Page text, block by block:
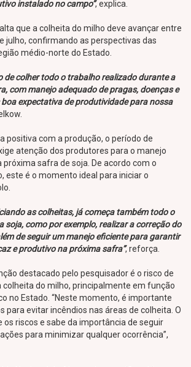
instalado no campo”, explica.
que a colheita do milho deve avançar entre
julho, confirmando as perspectivas das
médio-norte do Estado.
de colher todo o trabalho realizado durante a
com manejo adequado de pragas, doenças e
expectativa de produtividade para nossa
positiva com a produção, o período de
atenção dos produtores para o manejo
próxima safra de soja. De acordo com o
este é o momento ideal para iniciar o
as colheitas, já começa também todo o
soja, como por exemplo, realizar a correção do
de seguir um manejo eficiente para garantir
e produtivo na próxima safra”, reforça.
destacado pelo pesquisador é o risco de
colheita do milho, principalmente em função
no Estado. “Neste momento, é importante
para evitar incêndios nas áreas de colheita. O
os riscos e sabe da importância de seguir
para minimizar qualquer ocorrência”,